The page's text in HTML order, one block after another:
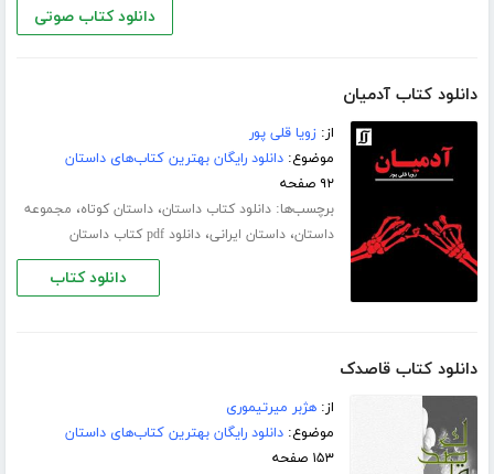
دانلود کتاب صوتی
دانلود کتاب آدمیان
از:زویا قلی پور
موضوع:دانلود رایگان بهترین کتاب‌های داستان
۹۲ صفحه
برچسب‌ها:دانلود کتاب داستان،داستان کوتاه، مجموعه
داستان،داستان ایرانی،دانلود pdf کتاب داستان
دانلود کتاب
دانلود کتاب قاصدک
از:هژبر میرتیموری
موضوع:دانلود رایگان بهترین کتاب‌های داستان
۱۵۳ صفحه